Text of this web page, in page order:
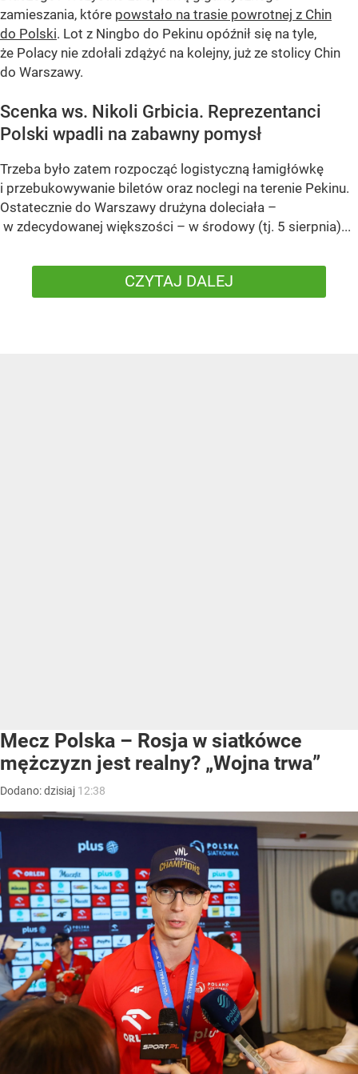
zamieszania, które powstało na trasie powrotnej z Chin
do Polski. Lot z Ningbo do Pekinu opóźnił się na tyle,
że Polacy nie zdołali zdążyć na kolejny, już ze stolicy Chin
do Warszawy.
Scenka ws. Nikoli Grbicia. Reprezentanci
Polski wpadli na zabawny pomysł
Trzeba było zatem rozpocząć logistyczną łamigłówkę
i przebukowywanie biletów oraz noclegi na terenie Pekinu.
Ostatecznie do Warszawy drużyna doleciała –
w zdecydowanej większości – w środowy (tj. 5 sierpnia)...
CZYTAJ DALEJ
Mecz Polska – Rosja w siatkówce
mężczyzn jest realny? „Wojna trwa”
Dodano:dzisiaj 12:38